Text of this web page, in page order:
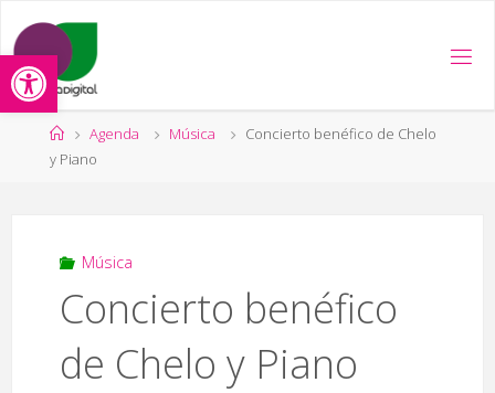
Abrir barra de herramientas
contenido
Página
de
Agenda Música
Concierto benéfico de Chelo
y Piano
Música
Concierto benéfico
de Chelo y Piano